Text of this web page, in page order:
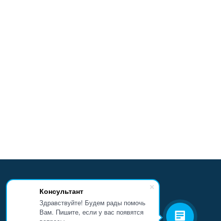
Консультант
Здравствуйте! Будем рады помочь
Вам. Пишите, если у вас появятся